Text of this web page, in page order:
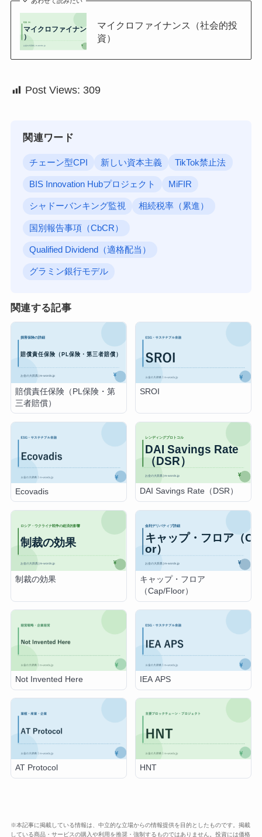
マイクロファイナンス（社会的投
資）
Post Views: 309
関連ワード
チェーン型CPI 新しい資本主義 TikTok禁止法
BIS Innovation Hubプロジェクト MiFIR
シャドーバンキング監視 相続税率（累進）
国別報告事項（CbCR）
Qualified Dividend（適格配当）
グラミン銀行モデル
関連する記事
賠償責任保険（PL保険・第
三者賠償）
SROI
Ecovadis DAI Savings Rate（DSR）
制裁の効果
キャップ・フロア
（Cap/Floor）
Not Invented Here IEA APS
AT Protocol HNT
※本記事に掲載している情報は、中立的な立場からの情報提供を目的としたものです。掲載
している商品・サービスの購入や利用を推奨・強制するものではありません。投資には価格